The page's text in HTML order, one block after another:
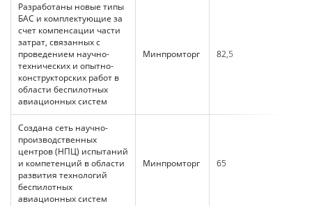
Разработаны новые типы
БАС и комплектующие за
счет компенсации части
затрат, связанных с
проведением научно-
технических и опытно-
конструкторских работ в
области беспилотных
авиационных систем
Минпромторг 82,5
Создана сеть научно-
производственных
центров (НПЦ) испытаний
и компетенций в области
развития технологий
беспилотных
авиационных систем
Минпромторг 65